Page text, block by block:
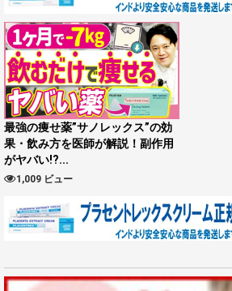
最強の痩せ薬”サノレックス”の効
果・飲み方を医師が解説！副作用
がヤバい!?...
1,009 ビュー